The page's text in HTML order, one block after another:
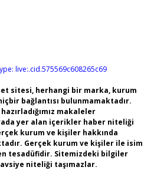
live:.cid.575569c608265c69
sitesi, herhangi bir marka, kurum
bağlantısı bulunmamaktadır.
makaleler
yer alan içerikler haber niteliği
kurum ve kişiler hakkında
Gerçek kurum ve kişiler ile isim
tesadüfidir. Sitemizdeki bilgiler
niteliği taşımazlar.